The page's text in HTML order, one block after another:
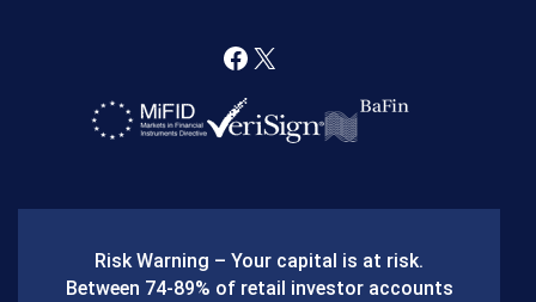
F
a
o
X
Risk Warning – Your capital is at risk.
Between 74-89% of retail investor accounts